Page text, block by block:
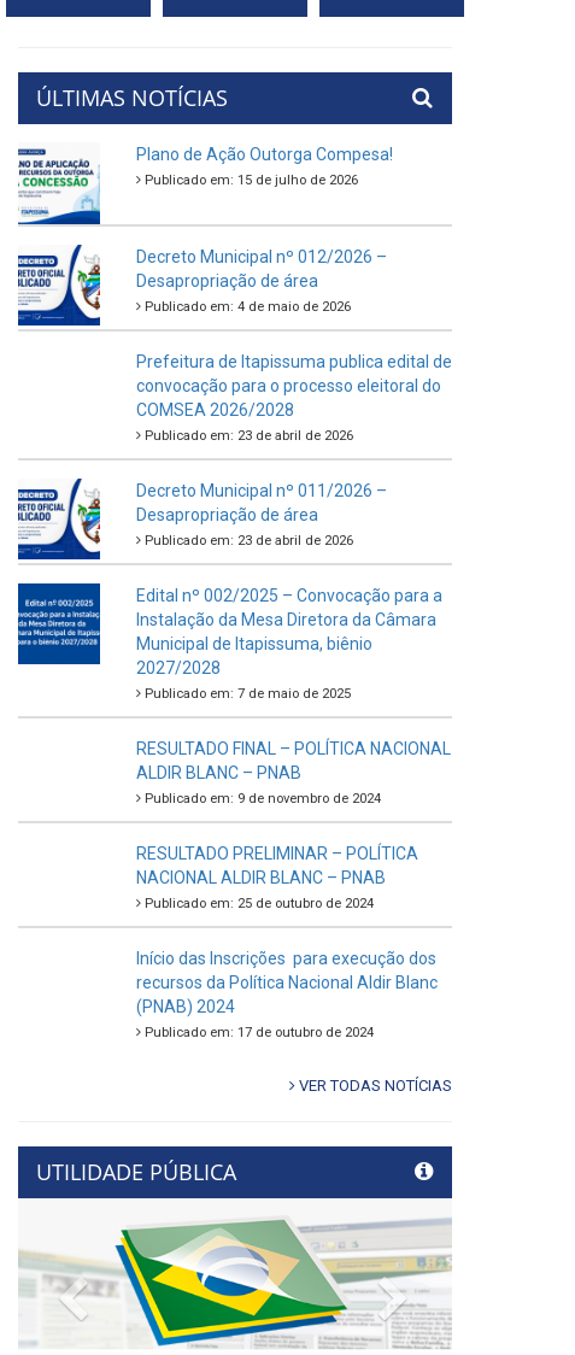
ÚLTIMAS NOTÍCIAS
Plano de Ação Outorga Compesa!
Publicado em: 15 de julho de 2026
Decreto Municipal nº 012/2026 –
Desapropriação de área
Publicado em: 4 de maio de 2026
Prefeitura de Itapissuma publica edital de
convocação para o processo eleitoral do
COMSEA 2026/2028
Publicado em: 23 de abril de 2026
Decreto Municipal nº 011/2026 –
Desapropriação de área
Publicado em: 23 de abril de 2026
Edital nº 002/2025 – Convocação para a
Instalação da Mesa Diretora da Câmara
Municipal de Itapissuma, biênio
2027/2028
Publicado em: 7 de maio de 2025
RESULTADO FINAL – POLÍTICA NACIONAL
ALDIR BLANC – PNAB
Publicado em: 9 de novembro de 2024
RESULTADO PRELIMINAR – POLÍTICA
NACIONAL ALDIR BLANC – PNAB
Publicado em: 25 de outubro de 2024
Início das Inscrições para execução dos
recursos da Política Nacional Aldir Blanc
(PNAB) 2024
Publicado em: 17 de outubro de 2024
VER TODAS NOTÍCIAS
UTILIDADE PÚBLICA
Previous Next